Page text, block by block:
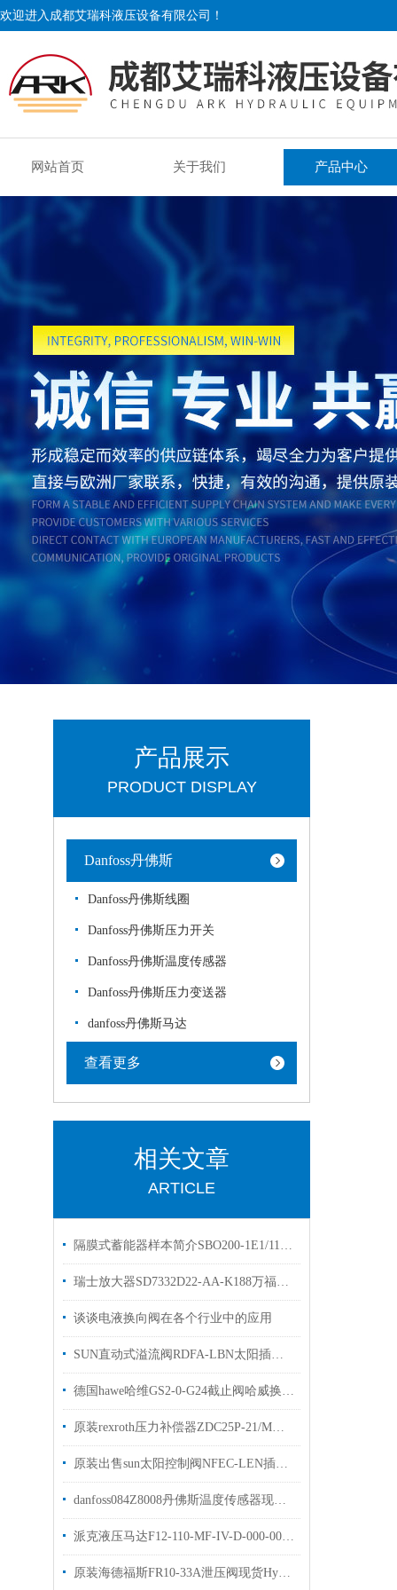
欢迎进入成都艾瑞科液压设备有限公司！
网站首页 关于我们 产品中心
产品展示
PRODUCT DISPLAY
Danfoss丹佛斯
Danfoss丹佛斯线圈
Danfoss丹佛斯压力开关
Danfoss丹佛斯温度传感器
Danfoss丹佛斯压力变送器
danfoss丹佛斯马达
查看更多
相关文章
ARTICLE
隔膜式蓄能器样本简介SBO200-1E1/112A9-200AK贺德克
瑞士放大器SD7332D22-AA-K188万福乐wandfluh现货
谈谈电液换向阀在各个行业中的应用
SUN直动式溢流阀RDFA-LBN太阳插装阀有库存欢迎询价
德国hawe哈维GS2-0-G24截止阀哈威换向阀现货出售
原装rexroth压力补偿器ZDC25P-21/M力士乐现货出售
原装出售sun太阳控制阀NFEC-LEN插装阀样本技术参数
danfoss084Z8008丹佛斯温度传感器现货出售MBT 5250-0000-150-220
派克液压马达F12-110-MF-IV-D-000-0000-P0
原装海德福斯FR10-33A泄压阀现货Hydraforce流量阀